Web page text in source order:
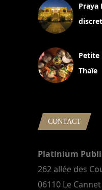
Praya
Petite
Thaïe
CONTACT
Platinium
262 allée des
06110 Le